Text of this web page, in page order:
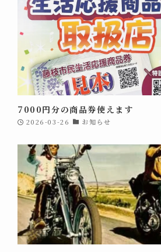
7000円分の商品券使えます
2026-03-26 お知らせ